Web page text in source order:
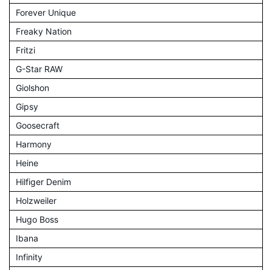
Forever Unique
Freaky Nation
Fritzi
G-Star RAW
Giolshon
Gipsy
Goosecraft
Harmony
Heine
Hilfiger Denim
Holzweiler
Hugo Boss
Ibana
Infinity